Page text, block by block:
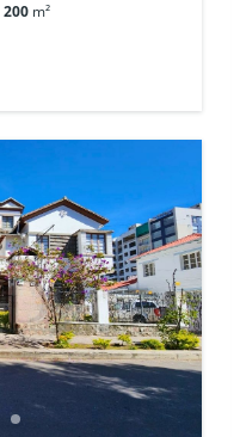
200 m²